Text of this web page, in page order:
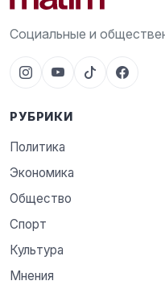
Социальные и
РУБРИКИ
Политика
Экономика
Общество
Спорт
Культура
Мнения